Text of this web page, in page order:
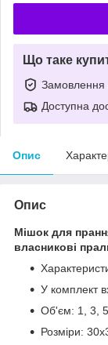
Що таке
Замовлення
Доступна
Опис
Опис
Мішок для
власникові
У комплект
Об'єм: 1, 3, 5
Розміри: